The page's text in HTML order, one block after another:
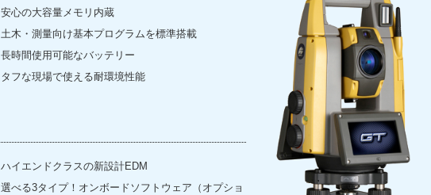
安心の大容量メモリ内蔵
土木・測量向け基本プログラムを標準搭載
長時間使用可能なバッテリー
タフな現場で使える耐環境性能
ハイエンドクラスの新設計EDM
選べる3タイプ！オンボードソフトウェア（オプショ